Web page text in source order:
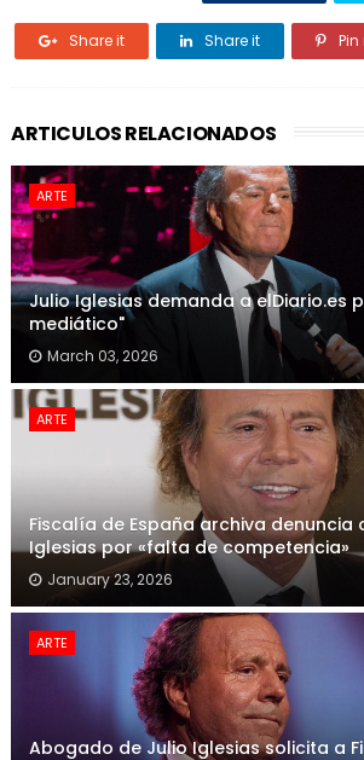
Share it Share it Pin
ARTICULOS RELACIONADOS
ARTE
Julio Iglesias demanda a elDiario.es
mediático"
March 03, 2026
ARTE
Fiscalía de España archiva denuncia
Iglesias por «falta de competencia»
January 23, 2026
ARTE
Abogado de Julio Iglesias solicita a